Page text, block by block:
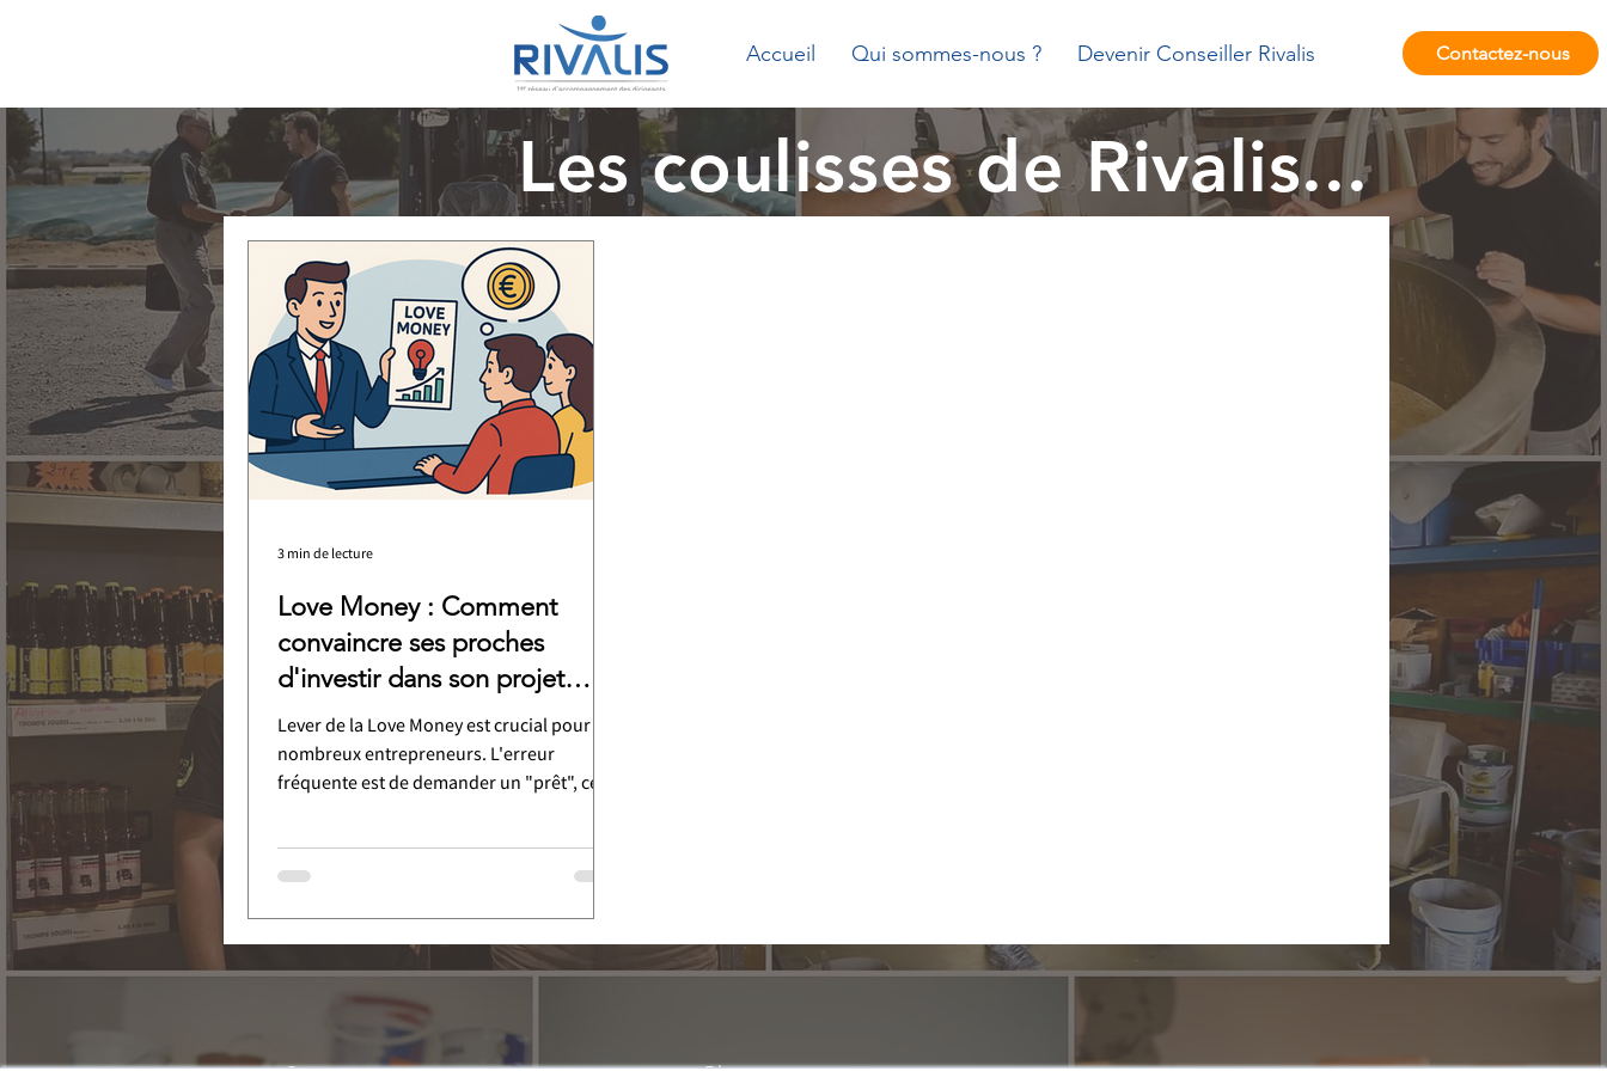
Accueil Qui sommes-nous ? Devenir Conseiller Rivalis Contactez-nous
Les coulisses de Rivalis...
Love Money : Comment
convaincre ses proches
d'investir dans son projet
d'entreprise ?
Lever de la Love Money est crucial pour de
nombreux entrepreneurs. L'erreur
fréquente est de demander un "prêt", ce
ses proches d'"investir" dans son projet.
et, surtout, d'offrir un rendement attractif,
supérieur à celui des placements
bancaires (ex: 6%). Cette posture
transforme la demande en opportunité,
engage votre proche dans votre réussite.
3 min de lecture